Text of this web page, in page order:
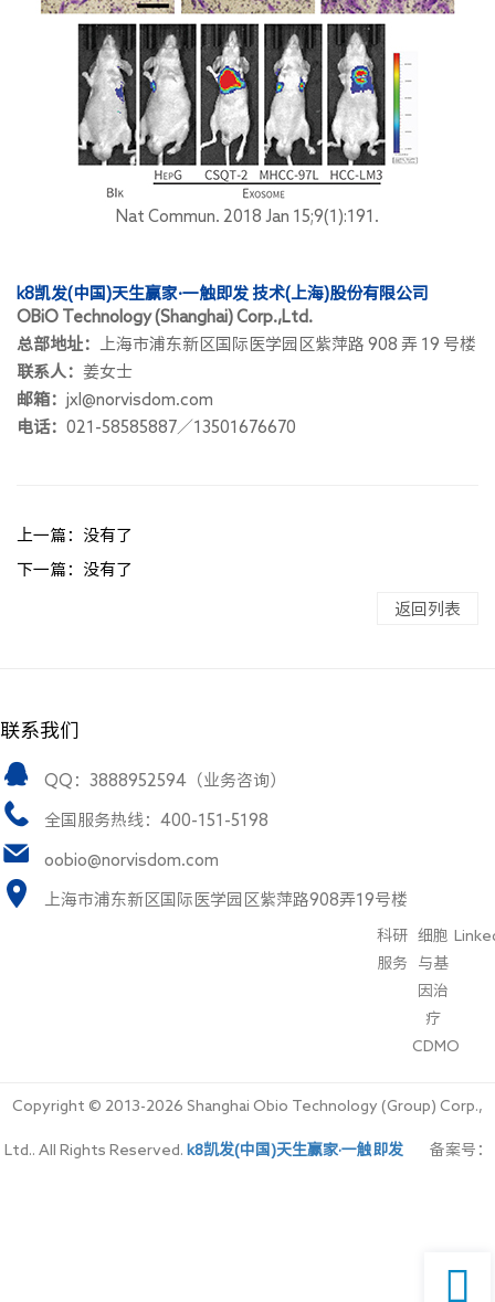
Nat Commun. 2018 Jan 15;9(1):191.
k8凯发(中国)天生赢家·一触即发 技术(上海)股份有限公司
OBiO Technology (Shanghai) Corp.,Ltd.
总部地址：
上海市浦东新区国际医学园区紫萍路 908 弄 19 号楼
联系人： 姜女士
邮箱： jxl@norvisdom.com
电话： 021-58585887／13501676670
上一篇：没有了
下一篇：没有了
返回列表
联系我们
QQ：3888952594（业务咨询）
全国服务热线：400-151-5198
oobio@norvisdom.com
上海市浦东新区国际医学园区紫萍路908弄19号楼
科研
服务
细胞
与基
因治
疗
CDMO
Copyright © 2013-2026 Shanghai Obio Technology (Group) Corp.,
Ltd.. All Rights Reserved. k8凯发(中国)天生赢家·一触即发  备案号：
